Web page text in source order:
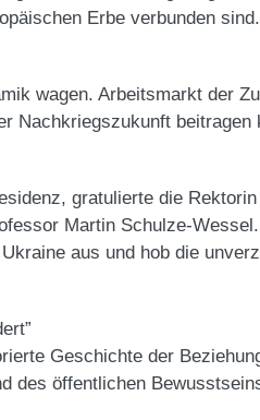
Erbe verbunden
wagen. Arbeitsmarkt der
Nachkriegszukunft beitragen
gratulierte die
Martin Schulze-Wessel.
aus und hob die
Geschichte der
des öffentlichen